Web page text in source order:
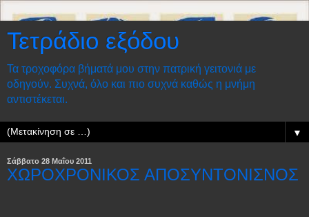
Τετράδιο εξόδου
Τα τροχοφόρα βήματά μου στην πατρική γειτονιά με
οδηγούν. Συχνά, όλο και πιο συχνά καθώς η μνήμη
αντιστέκεται.
▼
Σάββατο 28 Μαΐου 2011
ΧΩΡΟΧΡΟΝΙΚΟΣ ΑΠΟΣΥΝΤΟΝΙΣΝΟΣ